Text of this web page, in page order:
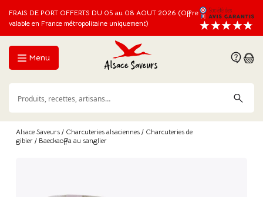
FRAIS DE PORT OFFERTS DU 05 au 08 AOUT 2026 (Offre
valable en France métropolitaine uniquement)
Menu
Alsace Saveurs / Charcuteries alsaciennes / Charcuteries de
gibier / Baeckaoffa au sanglier